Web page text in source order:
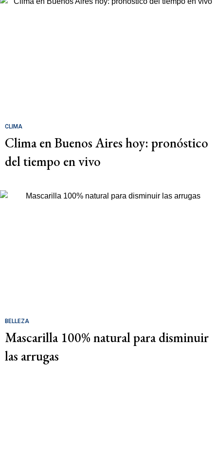
CLIMA
Clima en Buenos Aires hoy: pronóstico
del tiempo en vivo
BELLEZA
Mascarilla 100% natural para disminuir
las arrugas